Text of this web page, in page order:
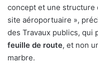
concept et une structure
site aéroportuaire »,
des Travaux publics, qui
feuille de route, et non
marbre.